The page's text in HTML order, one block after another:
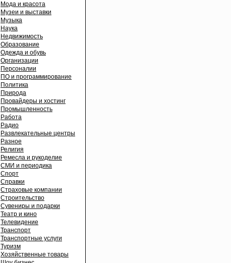
Мода и красота
Музеи и выставки
Музыка
Наука
Недвижимость
Образование
Одежда и обувь
Организации
Персоналии
ПО и программирование
Политика
Природа
Провайдеры и хостинг
Промышленность
Работа
Радио
Развлекательные центры
Разное
Религия
Ремесла и рукоделие
СМИ и периодика
Спорт
Справки
Страховые компании
Строительство
Сувениры и подарки
Театр и кино
Телевидение
Транспорт
Транспортные услуги
Туризм
Хозяйственные товары